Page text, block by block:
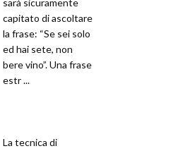
sarà sicuramente
capitato di ascoltare
la frase: “Se sei solo
ed hai sete, non
bere vino”. Una frase
estr ...
La tecnica di